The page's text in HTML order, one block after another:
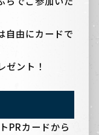
自由にカードで
ゼント！
PRカードから